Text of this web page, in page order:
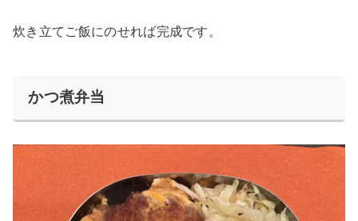
炊き立てご飯にのせれば完成です。
かつ煮弁当